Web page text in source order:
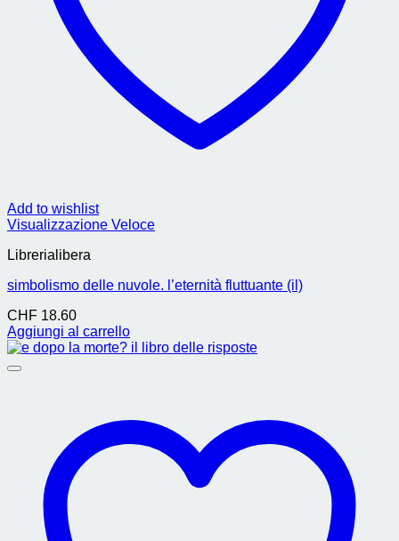
Add to wishlist
Visualizzazione Veloce
Librerialibera
simbolismo delle nuvole. l’eternità fluttuante (il)
CHF 18.60
Aggiungi al carrello